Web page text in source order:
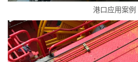
港口应用案例